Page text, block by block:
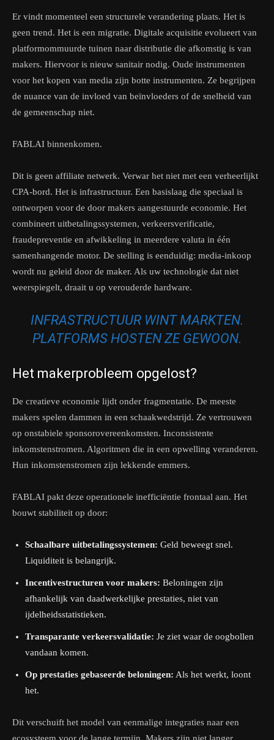
Er vindt momenteel een structurele verandering plaats. Het is
geen trend. Het is een migratie. Digitale acquisitie evolueert van
platformommuurde tuinen naar distributie die afkomstig is van
makers. Hiervoor is nieuw sanitair nodig. Oude instrumenten
voor het kopen van media zijn botte instrumenten. Ze begrijpen
de nuance van de invloed van beïnvloeders of de snelheid van
de gemeenschap niet.
FABLAI binnenkomen.
Dit is geen affiliate netwerk. Verwar het niet met een verheerlijkt
CPA-bord. Het is infrastructuur. Een basislaag die speciaal is
ontworpen voor de door makers aangestuurde economie. Het
combineert uitbetalingssystemen, verkeersverificatie,
fraudepreventie en afwikkeling in meerdere valuta in één
samenhangende motor. De stelling is eenduidig: media-inkoop
wordt nu geleid door de maker. Als uw technologie dat niet
weerspiegelt, draait u op verouderde hardware.
INFRASTRUCTUUR WINT MARKTEN.
PLATFORMS HOSTEN ZE GEWOON.
Het makerprobleem opgelost?
De creatieve economie lijdt onder fragmentatie. De meeste
makers spelen dammen in een schaakwedstrijd. Ze vertrouwen
op onstabiele sponsorovereenkomsten. Inconsistente
inkomstenstromen. Algoritmen die in een opwelling veranderen.
Hun inkomstenstromen zijn lekkende emmers.
FABLAI pakt deze operationele inefficiëntie frontaal aan. Het
bouwt stabiliteit op door:
Schaalbare uitbetalingssystemen: Geld beweegt snel.
Liquiditeit is belangrijk.
Incentivestructuren voor makers: Beloningen zijn
afhankelijk van daadwerkelijke prestaties, niet van
ijdelheidsstatistieken.
Transparante verkeersvalidatie: Je ziet waar de oogbollen
vandaan komen.
Op prestaties gebaseerde beloningen: Als het werkt, loont
het.
Dit verschuift het model van eenmalige integraties naar een